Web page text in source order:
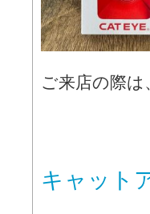
ご来店の際
キャット